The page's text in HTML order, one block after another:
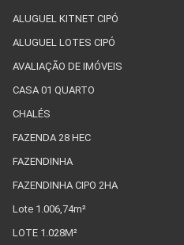
ALUGUEL KITNET CIPÓ
ALUGUEL LOTES CIPÓ
AVALIAÇÃO DE IMÓVEIS
CASA 01 QUARTO
CHALÉS
FAZENDA 28 HEC
FAZENDINHA
FAZENDINHA CIPO 2HA
Lote 1.006,74m²
LOTE 1.028M²